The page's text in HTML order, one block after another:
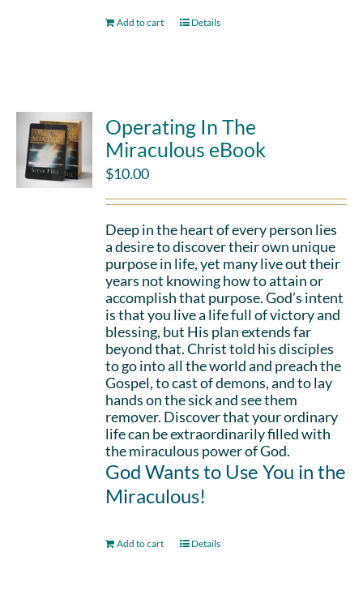
Add to cart Details
Operating In The
Miraculous eBook
$10.00
Deep in the heart of every person lies
a desire to discover their own unique
purpose in life, yet many live out their
years not knowing how to attain or
accomplish that purpose. God’s intent
is that you live a life full of victory and
blessing, but His plan extends far
beyond that. Christ told his disciples
to go into all the world and preach the
Gospel, to cast of demons, and to lay
hands on the sick and see them
remover. Discover that your ordinary
life can be extraordinarily filled with
the miraculous power of God.
God Wants to Use You in the
Miraculous!
Add to cart Details